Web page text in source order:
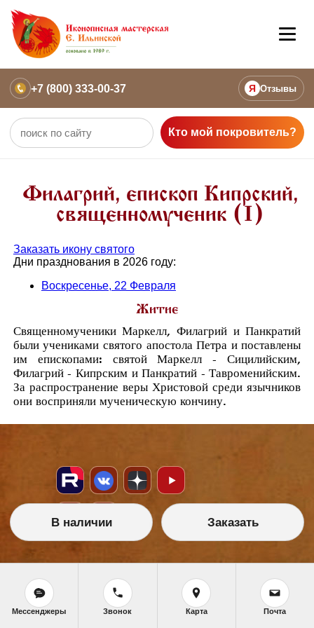
+7 (800) 333-00-37 Я Отзывы
Кто мой покровитель?
Филагрий, епископ Кипрский,
священномученик (I)
Заказать икону святого
Дни празднования в 2026 году:
Воскресенье, 22 Февраля
Житие
Священномученики Маркелл, Филагрий и Панкратий
были учениками святого апостола Петра и поставлены
им епископами: святой Маркелл - Сицилийским,
Филагрий - Кипрским и Панкратий - Тавроменийским.
За распространение веры Христовой среди язычников
они восприняли мученическую кончину.
Икона на заказ
Магазин готовых икон
Школа иконописи
В наличии Заказать
Мессенджеры Звонок Карта Почта